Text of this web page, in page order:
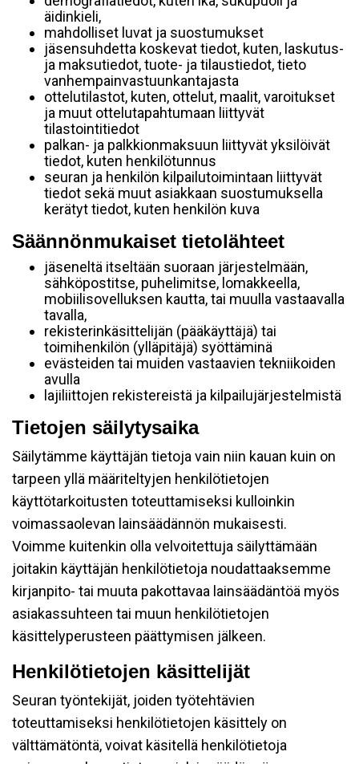
äidinkieli,
mahdolliset luvat ja suostumukset
jäsensuhdetta koskevat tiedot, kuten, laskutus-
ja maksutiedot, tuote- ja tilaustiedot, tieto
vanhempainvastuunkantajasta
ottelutilastot, kuten, ottelut, maalit, varoitukset
ja muut ottelutapahtumaan liittyvät
tilastointitiedot
palkan- ja palkkionmaksuun liittyvät yksilöivät
tiedot, kuten henkilötunnus
seuran ja henkilön kilpailutoimintaan liittyvät
tiedot sekä muut asiakkaan suostumuksella
kerätyt tiedot, kuten henkilön kuva
Säännönmukaiset tietolähteet
jäseneltä itseltään suoraan järjestelmään,
sähköpostitse, puhelimitse, lomakkeella,
mobiilisovelluksen kautta, tai muulla vastaavalla
tavalla,
rekisterinkäsittelijän (pääkäyttäjä) tai
toimihenkilön (ylläpitäjä) syöttäminä
evästeiden tai muiden vastaavien tekniikoiden
avulla
lajiliittojen rekistereistä ja kilpailujärjestelmistä
Tietojen säilytysaika
Säilytämme käyttäjän tietoja vain niin kauan kuin on
tarpeen yllä määriteltyjen henkilötietojen
käyttötarkoitusten toteuttamiseksi kulloinkin
voimassaolevan lainsäädännön mukaisesti.
Voimme kuitenkin olla velvoitettuja säilyttämään
joitakin käyttäjän henkilötietoja noudattaaksemme
kirjanpito- tai muuta pakottavaa lainsäädäntöä myös
asiakassuhteen tai muun henkilötietojen
käsittelyperusteen päättymisen jälkeen.
Henkilötietojen käsittelijät
Seuran työntekijät, joiden työtehtävien
toteuttamiseksi henkilötietojen käsittely on
välttämätöntä, voivat käsitellä henkilötietoja